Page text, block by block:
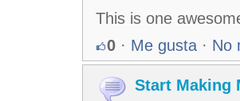
This is one
0 · Me gusta · No
Start Making